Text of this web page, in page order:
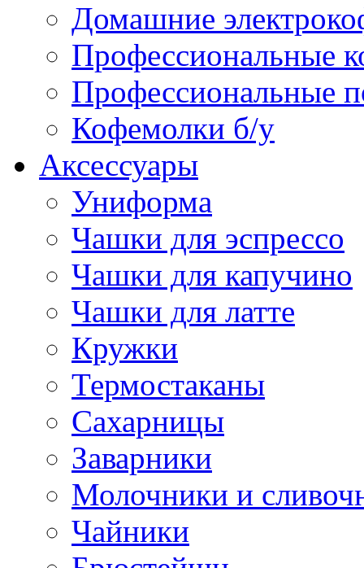
Домашние
Профессиональные
Профессиональные
Кофемолки б/у
Аксессуары
Униформа
Чашки для эспрессо
Чашки для капучино
Чашки для латте
Кружки
Термостаканы
Сахарницы
Заварники
Молочники и
Чайники